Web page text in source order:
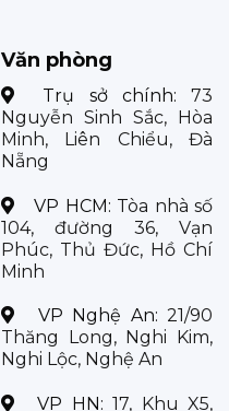
Văn phòng
Trụ sở chính: 73
Nguyễn Sinh Sắc, Hòa
Minh, Liên Chiểu, Đà
Nẵng
VP HCM: Tòa nhà số
104, đường 36, Vạn
Phúc, Thủ Đức, Hồ Chí
Minh
VP Nghệ An: 21/90
Thăng Long, Nghi Kim,
Nghi Lộc, Nghệ An
VP HN:17, Khu X5,